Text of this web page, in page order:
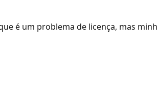
é um problema de licença, mas